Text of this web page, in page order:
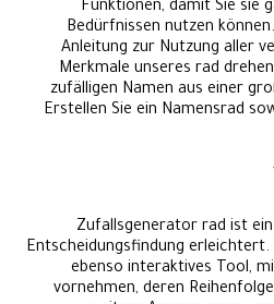
Funktionen, damit Sie sie
Bedürfnissen nutzen
Anleitung zur Nutzung aller
Merkmale unseres rad
zufälligen Namen aus einer
Erstellen Sie ein Namensrad
Zufallsgenerator rad ist
Entscheidungsfindung
ebenso interaktives Tool,
vornehmen, deren